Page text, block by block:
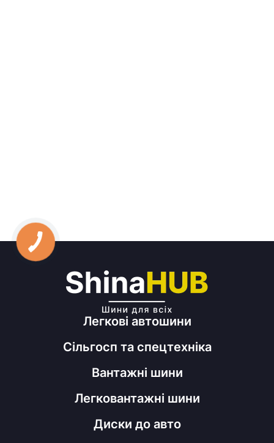
Легкові автошини
Сільгосп та спецтехніка
Вантажні шини
Легковантажні шини
Диски до авто